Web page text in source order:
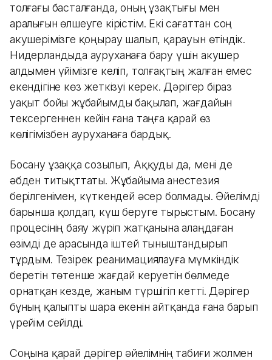
толғағы басталғанда, оның ұзақтығы мен
аралығын өлшеуге кірістім. Екі сағаттан соң
акушерімізге қоңырау шалып, қарауын өтіндік.
Нидерландыда ауруханаға бару үшін акушер
алдымен үйімізге келіп, толғақтың жалған емес
екендігіне көз жеткізуі керек. Дәрігер біраз
уақыт бойы жұбайымды бақылап, жағдайын
тексергеннен кейін ғана таңға қарай өз
көлігімізбен ауруханаға бардық.
Босану ұзаққа созылып, Аққуды да, мені де
әбден титықттаты. Жұбайыма анестезия
берілгенімен, күткендей әсер болмады. Әйелімді
барынша қолдап, күш беруге тырыстым. Босану
процесінің баяу жүріп жатқанына алаңдаған
өзімді де арасында іштей тыныштандырып
тұрдым. Тезірек реанимациялауға мүмкіндік
беретін төтенше жағдай керуетін бөлмеде
орнатқан кезде, жаным түршігіп кетті. Дәрігер
бұның қалыпты шара екенін айтқанда ғана барып
үрейім сейілді.
Соңына қарай дәрігер әйелімнің табиғи жолмен